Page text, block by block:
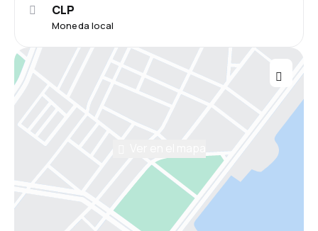
Moneda local
CLP